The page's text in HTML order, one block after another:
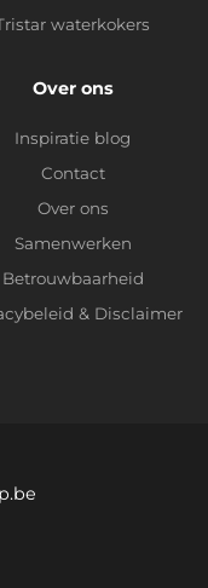
waterkokers
Over ons
Inspiratie blog
Contact
Over ons
Samenwerken
Betrouwbaarheid
& Disclaimer